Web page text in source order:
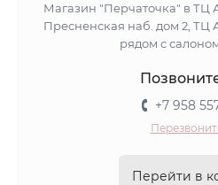
Магазин "Перчаточка" в ТЦ
Пресненская наб. дом 2, ТЦ
рядом с
+7 958
Перейти в